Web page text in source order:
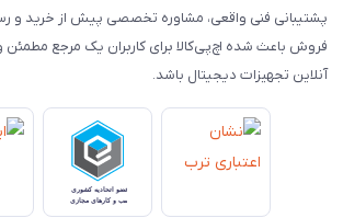
پشتیبانی فنی واقعی، مشاوره تخصصی پیش از خرید و
فروش باعث شده اچ‌پی‌کالا برای کاربران یک مرجع مطمئن و
آنلاین تجهیزات دیجیتال باشد.